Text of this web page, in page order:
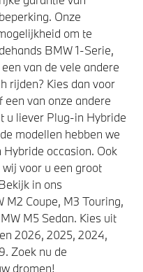
Onze
om te
BMW 1-Serie,
van de vele andere
rijden? Kies dan voor
een van onze andere
u liever Plug-in Hybride
modellen hebben we
occasion. Ook
voor u een groot
in ons
M2 Coupe, M3 Touring,
M5 Sedan. Kies uit
2026, 2025, 2024,
Zoek nu de
dromen!